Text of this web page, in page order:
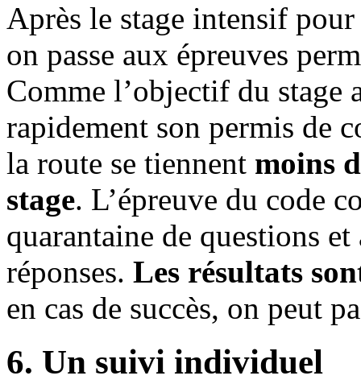
Après le stage intensif
on passe aux épreuves
Comme l’objectif du stage
rapidement son permis de
la route se tiennent moins
stage. L’épreuve du code
quarantaine de questions
réponses. Les résultats
en cas de succès, on peut
6. Un suivi individuel